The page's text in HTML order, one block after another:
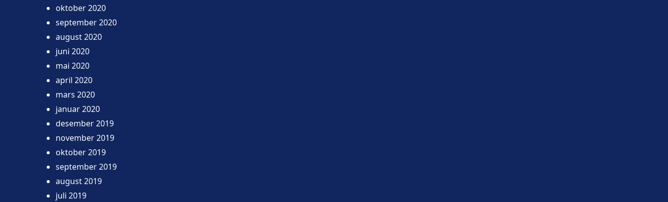
oktober 2020
september 2020
august 2020
juni 2020
mai 2020
april 2020
mars 2020
januar 2020
desember 2019
november 2019
oktober 2019
september 2019
august 2019
juli 2019